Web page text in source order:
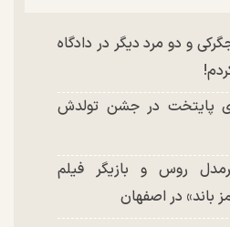
و دو مرد دیگر در دادگاه
پایتخت در جشن تولدش
روس و بازیگر فیلم
باند» در اصفهان